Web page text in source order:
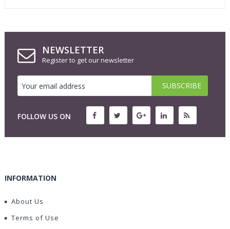
NEWSLETTER
Register to get our newsletter
FOLLOW US ON
INFORMATION
About Us
Terms of Use